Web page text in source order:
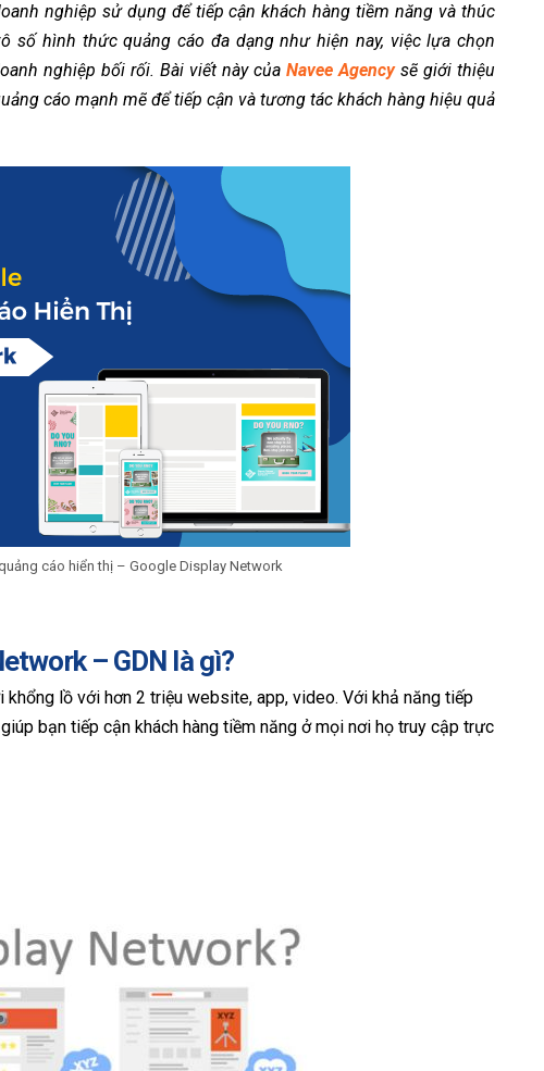
nghiệp sử dụng để tiếp cận khách hàng tiềm năng và thúc
số hình thức quảng cáo đa dạng như hiện nay, việc lựa chọn
nghiệp bối rối. Bài viết này củaNavee Agencysẽ giới thiệu
cáo mạnh mẽ để tiếp cận và tương tác khách hàng hiệu quả
cáo hiển thị – Google Display Network
– GDN là gì?
khổng lồ với hơn 2 triệu website, app, video. Với khả năng tiếp
bạn tiếp cận khách hàng tiềm năng ở mọi nơi họ truy cập trực